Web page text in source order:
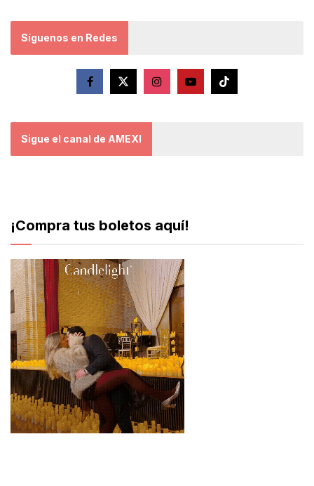
Síguenos en Redes
Sigue el canal de AMEXI
¡Compra tus boletos aquí!